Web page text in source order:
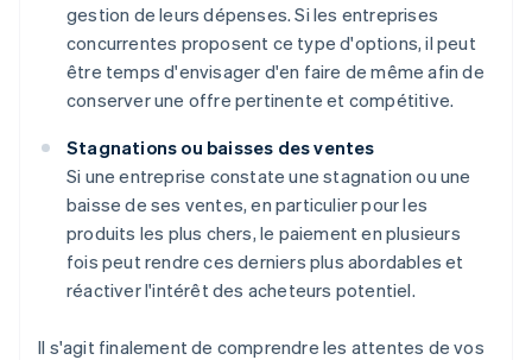
gestion de leurs dépenses. Si les entreprises
concurrentes proposent ce type d'options, il peut
être temps d'envisager d'en faire de même afin de
conserver une offre pertinente et compétitive.
Stagnations ou baisses des ventes
Si une entreprise constate une stagnation ou une
baisse de ses ventes, en particulier pour les
produits les plus chers, le paiement en plusieurs
fois peut rendre ces derniers plus abordables et
réactiver l'intérêt des acheteurs potentiel.
Il s'agit finalement de comprendre les attentes de vos